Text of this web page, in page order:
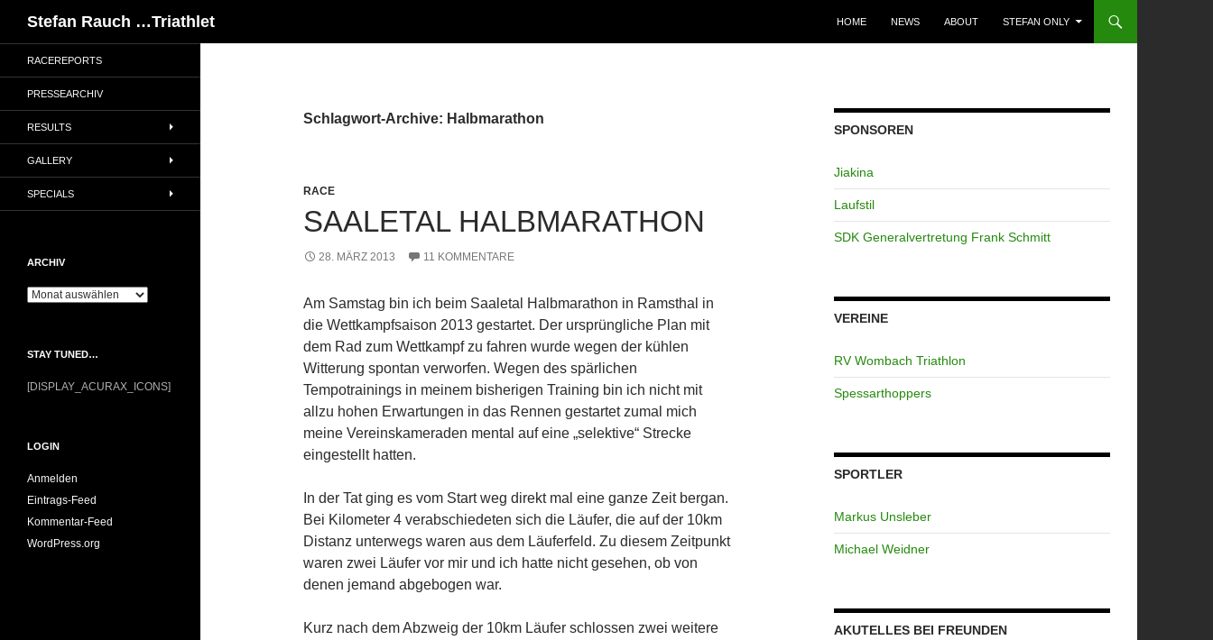
Stefan Rauch …Triathlet
HOME
NEWS ABOUT STEFAN ONLY
Schlagwort-Archive: Halbmarathon
RACE
SAALETAL HALBMARATHON
28. MÄRZ 2013 11 KOMMENTARE
Am Samstag bin ich beim Saaletal Halbmarathon in Ramsthal in
die Wettkampfsaison 2013 gestartet. Der ursprüngliche Plan mit
dem Rad zum Wettkampf zu fahren wurde wegen der kühlen
Witterung spontan verworfen. Wegen des spärlichen
Tempotrainings in meinem bisherigen Training bin ich nicht mit
allzu hohen Erwartungen in das Rennen gestartet zumal mich
meine Vereinskameraden mental auf eine „selektive“ Strecke
eingestellt hatten.
In der Tat ging es vom Start weg direkt mal eine ganze Zeit bergan.
Bei Kilometer 4 verabschiedeten sich die Läufer, die auf der 10km
Distanz unterwegs waren aus dem Läuferfeld. Zu diesem Zeitpunkt
waren zwei Läufer vor mir und ich hatte nicht gesehen, ob von
denen jemand abgebogen war.
Kurz nach dem Abzweig der 10km Läufer schlossen zwei weitere
SPONSOREN
Jiakina
Laufstil
SDK Generalvertretung Frank Schmitt
VEREINE
RV Wombach Triathlon
Spessarthoppers
SPORTLER
Markus Unsleber
Michael Weidner
AKUTELLES BEI FREUNDEN
RACEREPORTS
PRESSEARCHIV
RESULTS
GALLERY
SPECIALS
ARCHIV
Archiv
STAY TUNED…
[DISPLAY_ACURAX_ICONS]
LOGIN
Anmelden
Eintrags-Feed
Kommentar-Feed
WordPress.org